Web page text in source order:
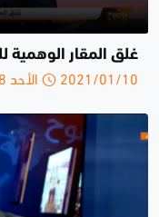
غلق المقار الوهمية
2021/01/10 الأحد 11:38 ص